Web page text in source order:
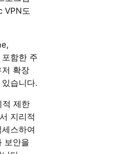
VPN도
함한 주
확장
습니다.
적 제한
지리적
스하여
보안을